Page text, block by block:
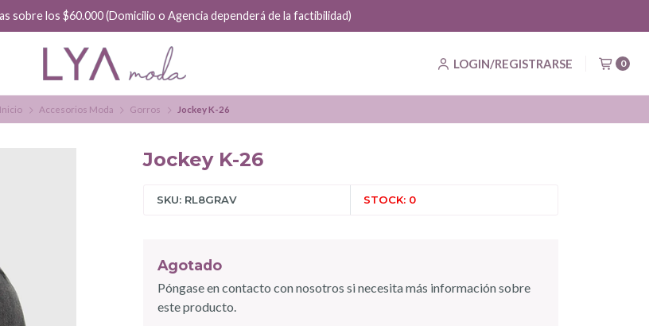
LOGIN/REGISTRARSE 0
sobre los $60.000 (Domicilio o Agencia dependerá de la factibilidad)
Inicio Accesorios Moda Gorros Jockey K-26
Jockey K-26
SKU: RL8GRAV STOCK: 0
Agotado
Póngase en contacto con nosotros si necesita más información sobre
este producto.